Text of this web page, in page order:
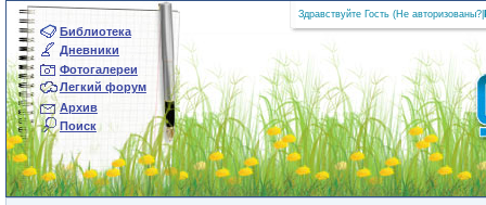
Библиотека
Дневники
Фотогалереи
Легкий форум
Архив
Поиск
Здравствуйте Гость (Не авторизованы?